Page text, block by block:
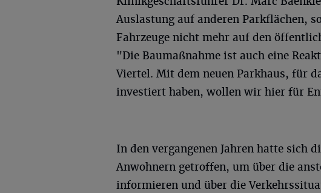
Auslastung auf anderen Parkflächen,
Fahrzeuge nicht mehr auf den
"Die Baumaßnahme ist auch eine
Viertel. Mit dem neuen Parkhaus, für
investiert haben, wollen wir hier für
In den vergangenen Jahren hatte sich
Anwohnern getroffen, um über die
informieren und über die